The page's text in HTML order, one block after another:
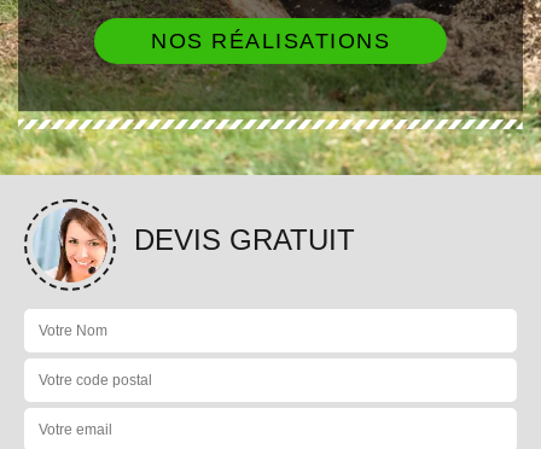
NOS RÉALISATIONS
DEVIS GRATUIT